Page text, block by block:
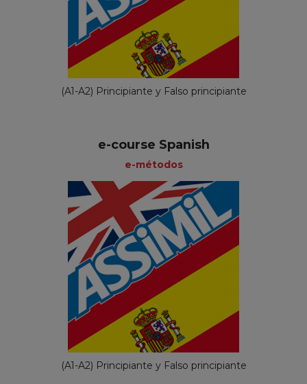
(A1-A2) Principiante y Falso principiante
e-course Spanish
e-métodos
(A1-A2) Principiante y Falso principiante